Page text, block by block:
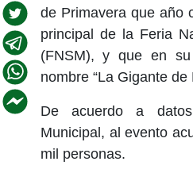
de Primavera que año
principal de la Feria
(FNSM), y que en
nombre “La Gigante de
De acuerdo a
Municipal, al evento
mil personas.